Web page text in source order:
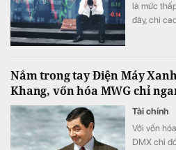
là mức
đây, chỉ
Nắm trong tay Điện Máy
Khang, vốn hóa MWG chỉ
Tài chính
Với vốn
DMX chỉ